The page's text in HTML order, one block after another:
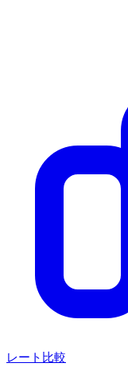
レート比較